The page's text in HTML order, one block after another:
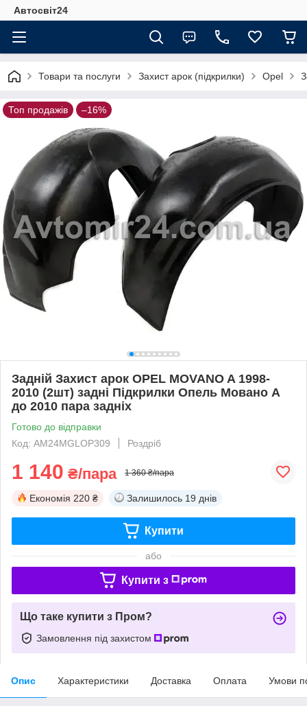
Автосвіт24
Товари та послуги Захист арок (підкрилки) Opel
Топ продажів –16%
Задній Захист арок OPEL MOVANO A 1998-
2010 (2шт) задні Підкрилки Опель Мовано А
до 2010 пара задніх
Готово до відправки
Код: AM24MGLOP309
Роздріб
1 140 ₴/пара 1 360 ₴/пара
Економія 220 ₴ Залишилось 19 днів
Купити
або
Купити з
Що таке купити з Пром?
Замовлення під захистом
Опис Характеристики Доставка Оплата Умови